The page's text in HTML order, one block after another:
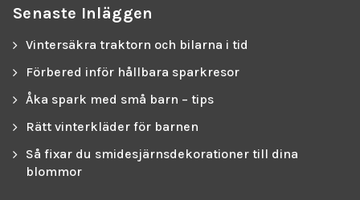
Senaste Inläggen
Vintersäkra traktorn och bilarna i tid
Förbered inför hållbara sparkresor
Åka spark med små barn – tips
Rätt vinterkläder för barnen
Så fixar du smidesjärnsdekorationer till dina
blommor